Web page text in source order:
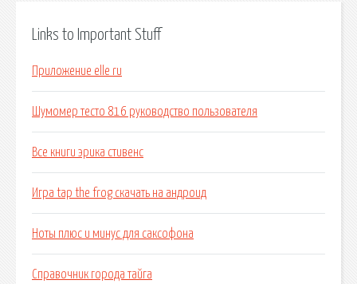
Links to Important Stuff
Приложение elle ru
Шумомер тесто 816 руководство пользователя
Все книги эрика стивенс
Игра tap the frog скачать на андроид
Ноты плюс и минус для саксофона
Справочник города тайга